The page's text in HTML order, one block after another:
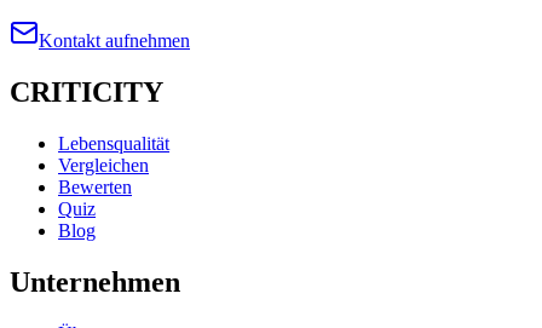
Kontakt aufnehmen
CRITICITY
Lebensqualität
Vergleichen
Bewerten
Quiz
Blog
Unternehmen